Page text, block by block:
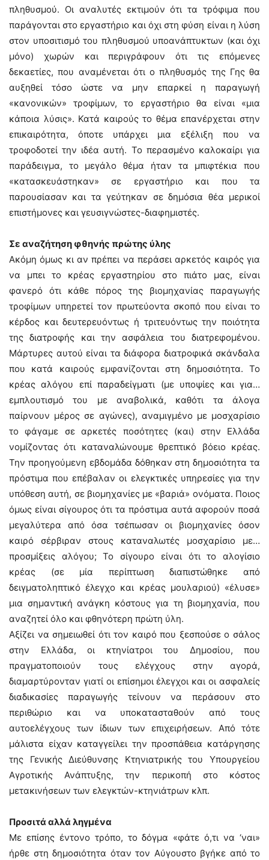
πληθυσμού. Οι αναλυτές εκτιμούν ότι τα τρόφιμα που
παράγονται στο εργαστήριο και όχι στη φύση είναι η λύση
στον υποσιτισμό του πληθυσμού υποανάπτυκτων (και όχι
μόνο) χωρών και περιγράφουν ότι τις επόμενες
δεκαετίες, που αναμένεται ότι ο πληθυσμός της Γης θα
αυξηθεί τόσο ώστε να μην επαρκεί η παραγωγή
«κανονικών» τροφίμων, το εργαστήριο θα είναι «μια
κάποια λύσις». Κατά καιρούς το θέμα επανέρχεται στην
επικαιρότητα, όποτε υπάρχει μια εξέλιξη που να
τροφοδοτεί την ιδέα αυτή. Το περασμένο καλοκαίρι για
παράδειγμα, το μεγάλο θέμα ήταν τα μπιφτέκια που
«κατασκευάστηκαν» σε εργαστήριο και που τα
παρουσίασαν και τα γεύτηκαν σε δημόσια θέα μερικοί
επιστήμονες και γευσιγνώστες-διαφημιστές.
Σε αναζήτηση φθηνής πρώτης ύλης
Ακόμη όμως κι αν πρέπει να περάσει αρκετός καιρός για
να μπει το κρέας εργαστηρίου στο πιάτο μας, είναι
φανερό ότι κάθε πόρος της βιομηχανίας παραγωγής
τροφίμων υπηρετεί τον πρωτεύοντα σκοπό που είναι το
κέρδος και δευτερευόντως ή τριτευόντως την ποιότητα
της διατροφής και την ασφάλεια του διατρεφομένου.
Μάρτυρες αυτού είναι τα διάφορα διατροφικά σκάνδαλα
που κατά καιρούς εμφανίζονται στη δημοσιότητα. Το
κρέας αλόγου επί παραδείγματι (με υποψίες και για…
εμπλουτισμό του με αναβολικά, καθότι τα άλογα
παίρνουν μέρος σε αγώνες), αναμιγμένο με μοσχαρίσιο
το φάγαμε σε αρκετές ποσότητες (και) στην Ελλάδα
νομίζοντας ότι καταναλώνουμε θρεπτικό βόειο κρέας.
Την προηγούμενη εβδομάδα δόθηκαν στη δημοσιότητα τα
πρόστιμα που επέβαλαν οι ελεγκτικές υπηρεσίες για την
υπόθεση αυτή, σε βιομηχανίες με «βαριά» ονόματα. Ποιος
όμως είναι σίγουρος ότι τα πρόστιμα αυτά αφορούν ποσά
μεγαλύτερα από όσα τσέπωσαν οι βιομηχανίες όσον
καιρό σέρβιραν στους καταναλωτές μοσχαρίσιο με…
προσμίξεις αλόγου; Το σίγουρο είναι ότι το αλογίσιο
κρέας (σε μία περίπτωση διαπιστώθηκε από
δειγματοληπτικό έλεγχο και κρέας μουλαριού) «έλυσε»
μια σημαντική ανάγκη κόστους για τη βιομηχανία, που
αναζητεί όλο και φθηνότερη πρώτη ύλη.
Αξίζει να σημειωθεί ότι τον καιρό που ξεσπούσε ο σάλος
στην Ελλάδα, οι κτηνίατροι του Δημοσίου, που
πραγματοποιούν τους ελέγχους στην αγορά,
διαμαρτύρονταν γιατί οι επίσημοι έλεγχοι και οι ασφαλείς
διαδικασίες παραγωγής τείνουν να περάσουν στο
περιθώριο και να υποκατασταθούν από τους
αυτοελέγχους των ίδιων των επιχειρήσεων. Από τότε
μάλιστα είχαν καταγγείλει την προσπάθεια κατάργησης
της Γενικής Διεύθυνσης Κτηνιατρικής του Υπουργείου
Αγροτικής Ανάπτυξης, την περικοπή στο κόστος
μετακινήσεων των ελεγκτών-κτηνιάτρων κλπ.
Προσιτά αλλά ληγμένα
Με επίσης έντονο τρόπο, το δόγμα «φάτε ό,τι να ‘ναι»
ήρθε στη δημοσιότητα όταν τον Αύγουστο βγήκε από το